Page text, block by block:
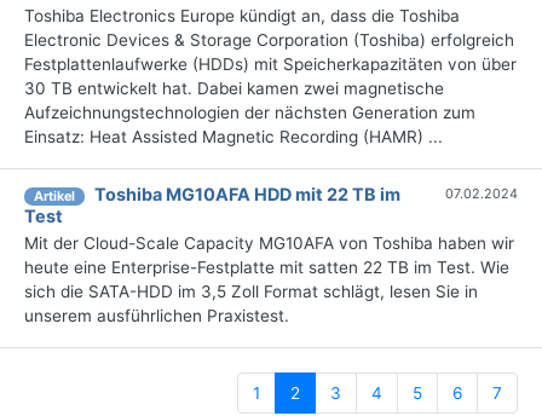
Toshiba Electronics Europe kündigt an, dass die Toshiba
Electronic Devices & Storage Corporation (Toshiba) erfolgreich
Festplattenlaufwerke (HDDs) mit Speicherkapazitäten von über
30 TB entwickelt hat. Dabei kamen zwei magnetische
Aufzeichnungstechnologien der nächsten Generation zum
Einsatz: Heat Assisted Magnetic Recording (HAMR) ...
Artikel
Toshiba MG10AFA HDD mit 22 TB im
Test
07.02.2024
Mit der Cloud-Scale Capacity MG10AFA von Toshiba haben wir
heute eine Enterprise-Festplatte mit satten 22 TB im Test. Wie
sich die SATA-HDD im 3,5 Zoll Format schlägt, lesen Sie in
unserem ausführlichen Praxistest.
1 2 (current)
3 4 5 6 7